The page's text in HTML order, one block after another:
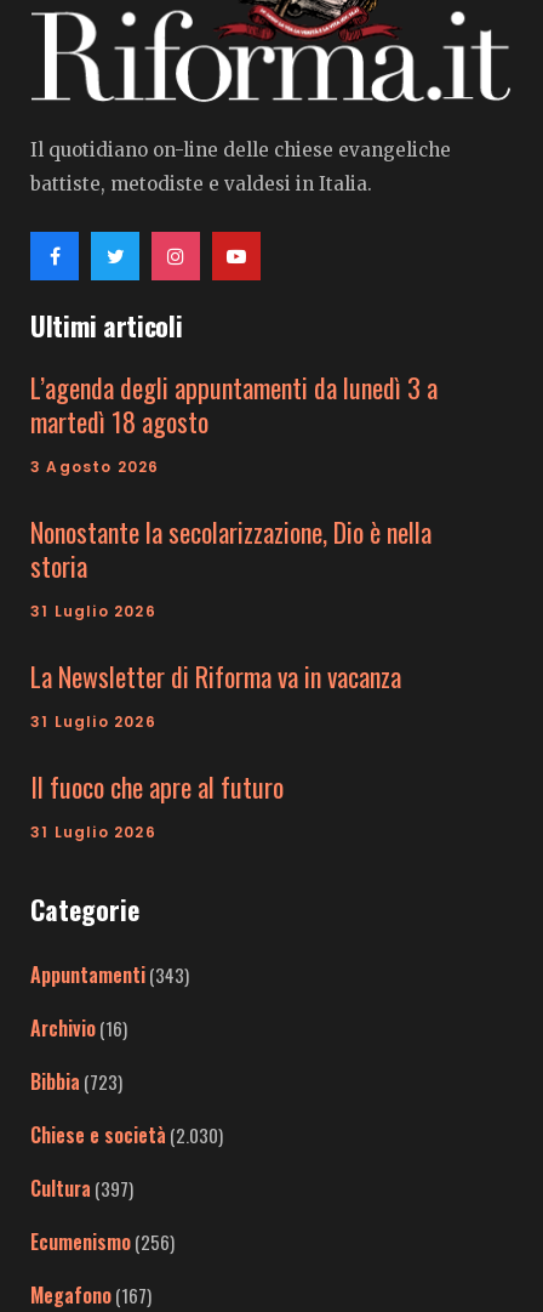
Il quotidiano on-line delle chiese evangeliche
battiste, metodiste e valdesi in Italia.
Ultimi articoli
L’agenda degli appuntamenti da lunedì 3 a
martedì 18 agosto
3 Agosto 2026
Nonostante la secolarizzazione, Dio è nella
storia
31 Luglio 2026
La Newsletter di Riforma va in vacanza
31 Luglio 2026
Il fuoco che apre al futuro
31 Luglio 2026
Categorie
Appuntamenti(343)
Archivio(16)
Bibbia (723)
Chiese e società (2.030)
Cultura (397)
Ecumenismo(256)
Megafono(167)